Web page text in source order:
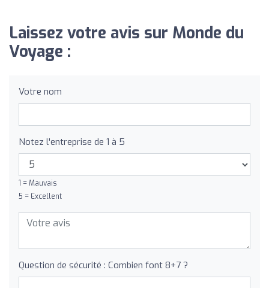
Laissez votre avis sur Monde du
Voyage :
Votre nom
Notez l'entreprise de 1 à 5
1 = Mauvais
5 = Excellent
Question de sécurité : Combien font 8+7 ?